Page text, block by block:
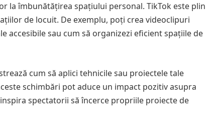
la îmbunătățirea spațiului personal. TikTok este plin
de locuit. De exemplu, poți crea videoclipuri
sau cum să organizezi eficient spațiile de
cum să aplici tehnicile sau proiectele tale
schimbări pot aduce un impact pozitiv asupra
spectatorii să încerce propriile proiecte de